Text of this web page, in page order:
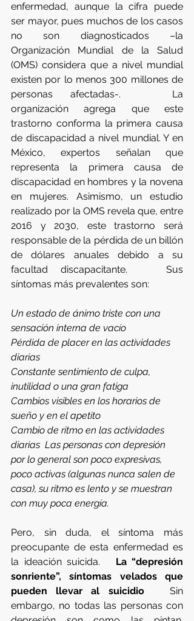
enfermedad, aunque la cifra puede
ser mayor, pues muchos de los casos
no son diagnosticados –la
Organización Mundial de la Salud
(OMS) considera que a nivel mundial
existen por lo menos 300 millones de
personas afectadas-.   La
organización agrega que este
trastorno conforma la primera causa
de discapacidad a nivel mundial. Y en
México, expertos señalan que
representa la primera causa de
discapacidad en hombres y la novena
en mujeres. Asimismo, un estudio
realizado por la OMS revela que, entre
2016 y 2030, este trastorno será
responsable de la pérdida de un billón
de dólares anuales debido a su
facultad discapacitante.   Sus
síntomas más prevalentes son:
Un estado de ánimo triste con una
sensación interna de vacío
Pérdida de placer en las actividades
diarias
Constante sentimiento de culpa,
inutilidad o una gran fatiga
Cambios visibles en los horarios de
sueño y en el apetito
Cambio de ritmo en las actividades
diarias  Las personas con depresión
por lo general son poco expresivas,
poco activas (algunas nunca salen de
casa), su ritmo es lento y se muestran
con muy poca energía.
Pero, sin duda, el síntoma más
preocupante de esta enfermedad es
la ideación suicida. La “depresión
sonriente”, síntomas velados que
pueden llevar al suicidio
   Sin
embargo, no todas las personas con